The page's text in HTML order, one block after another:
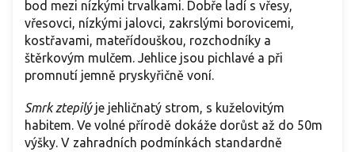
bod mezi nízkými trvalkami. Dobře ladí s vřesy,
vřesovci, nízkými jalovci, zakrslými borovicemi,
kostřavami, mateřídouškou, rozchodníky a
štěrkovým mulčem. Jehlice jsou pichlavé a při
promnutí jemně pryskyřičně voní.
Smrk ztepilý je jehličnatý strom, s kuželovitým
habitem. Ve volné přírodě dokáže dorůst až do 50m
výšky. V zahradních podmínkách standardně